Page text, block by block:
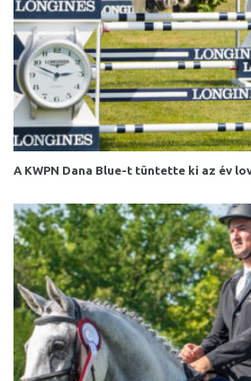
A KWPN Dana Blue-t tüntette ki az év